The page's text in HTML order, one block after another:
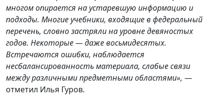
многом опирается на устаревшую информацию и
подходы. Многие учебники, входящие в федеральный
перечень, словно застряли на уровне девяностых
годов. Некоторые — даже восьмидесятых.
Встречаются ошибки, наблюдается
несбалансированность материала, слабые связи
между различными предметными областями», —
отметил Илья Гуров.